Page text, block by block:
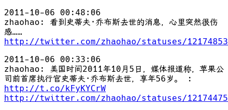
2011-10-06 00:48:06
zhaohao: 看到史蒂夫·乔布斯去世的消息，心里突然很伤
感……
http://twitter.com/zhaohao/statuses/
2011-10-06 00:33:06
zhaohao: 美国时间2011年10月5日，媒体报道称，苹果公
司前首席执行官史蒂夫·乔布斯去世，享年56岁。 :
http://t.co/kFyKYCrW
http://twitter.com/zhaohao/statuses/